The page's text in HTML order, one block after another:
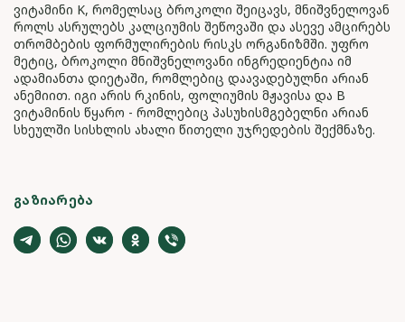
ვიტამინი K, რომელსაც ბროკოლი შეიცავს, მნიშვნელოვან
როლს ასრულებს კალციუმის შეწოვაში და ასევე ამცირებს
თრომბების ფორმულირების რისკს ორგანიზმში. უფრო
მეტიც, ბროკოლი მნიშვნელოვანი ინგრედიენტია იმ
ადამიანთა დიეტაში, რომლებიც დაავადებულნი არიან
ანემიით. იგი არის რკინის, ფოლიუმის მჟავისა და B
ვიტამინის წყარო - რომლებიც პასუხისმგებელნი არიან
სხეულში სისხლის ახალი წითელი უჯრედების შექმნაზე.
ᲒᲐᲖᲘᲐᲠᲔᲑᲐ